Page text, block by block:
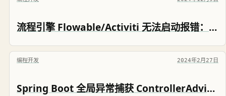
流程引擎 Flowable/Activiti 无法启动报错：liquibase - Waiting for changelog lock....
编程开发 2024年2月27日
Spring Boot 全局异常捕获 ControllerAdvice 无法捕获 过滤器（Filter）和拦截器（Interceptor）中的异常